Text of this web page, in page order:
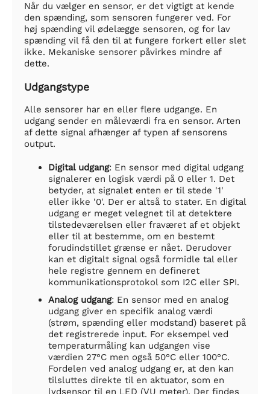
Når du vælger en sensor, er det vigtigt at kende
den spænding, som sensoren fungerer ved. For
høj spænding vil ødelægge sensoren, og for lav
spænding vil få den til at fungere forkert eller slet
ikke. Mekaniske sensorer påvirkes mindre af
dette.
Udgangstype
Alle sensorer har en eller flere udgange. En
udgang sender en måleværdi fra en sensor. Arten
af dette signal afhænger af typen af sensorens
output.
Digital udgang: En sensor med digital udgang
signalerer en logisk værdi på 0 eller 1. Det
betyder, at signalet enten er til stede '1'
eller ikke '0'. Der er altså to stater. En digital
udgang er meget velegnet til at detektere
tilstedeværelsen eller fraværet af et objekt
eller til at bestemme, om en bestemt
forudindstillet grænse er nået. Derudover
kan et digitalt signal også formidle tal eller
hele registre gennem en defineret
kommunikationsprotokol som I2C eller SPI.
Analog udgang: En sensor med en analog
udgang giver en specifik analog værdi
(strøm, spænding eller modstand) baseret på
det registrerede input. For eksempel ved
temperaturmåling kan udgangen vise
værdien 27°C men også 50°C eller 100°C.
Fordelen ved analog udgang er, at den kan
tilsluttes direkte til en aktuator, som en
lydsensor til en LED (VU meter). Der findes